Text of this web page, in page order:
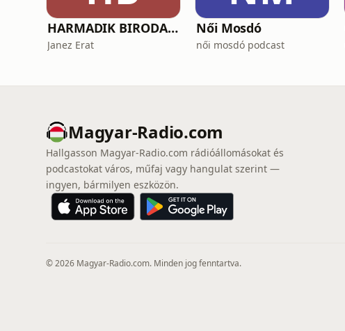
HARMADIK BIRODALOM – a nemzetiszocializmus története
Janez Erat
Női Mosdó
női mosdó podcast
Magyar-Radio.com
Hallgasson Magyar-Radio.com rádióállomásokat és
podcastokat város, műfaj vagy hangulat szerint —
ingyen, bármilyen eszközön.
© 2026 Magyar-Radio.com. Minden jog fenntartva.